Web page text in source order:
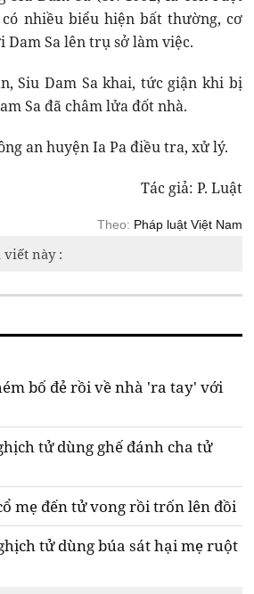
có nhiều biểu hiện bất thường, cơ
Dam Sa lên trụ sở làm việc.
Siu Dam Sa khai, tức giận khi bị
Sa đã châm lửa đốt nhà.
an huyện Ia Pa điều tra, xử lý.
Tác giả: P. Luật
Theo: Pháp luật Việt Nam
viết này :
bố đẻ rồi về nhà 'ra tay' với
tử dùng ghế đánh cha tử
mẹ đến tử vong rồi trốn lên đồi
tử dùng búa sát hại mẹ ruột